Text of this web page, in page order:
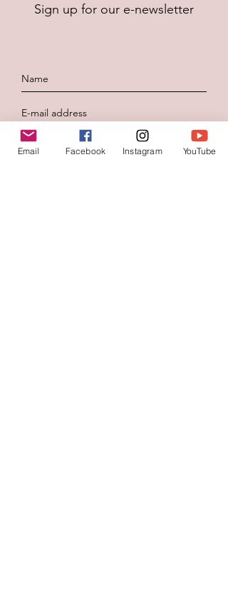
Sign up for our e-newsletter
To send
Email Facebook Instagram YouTube